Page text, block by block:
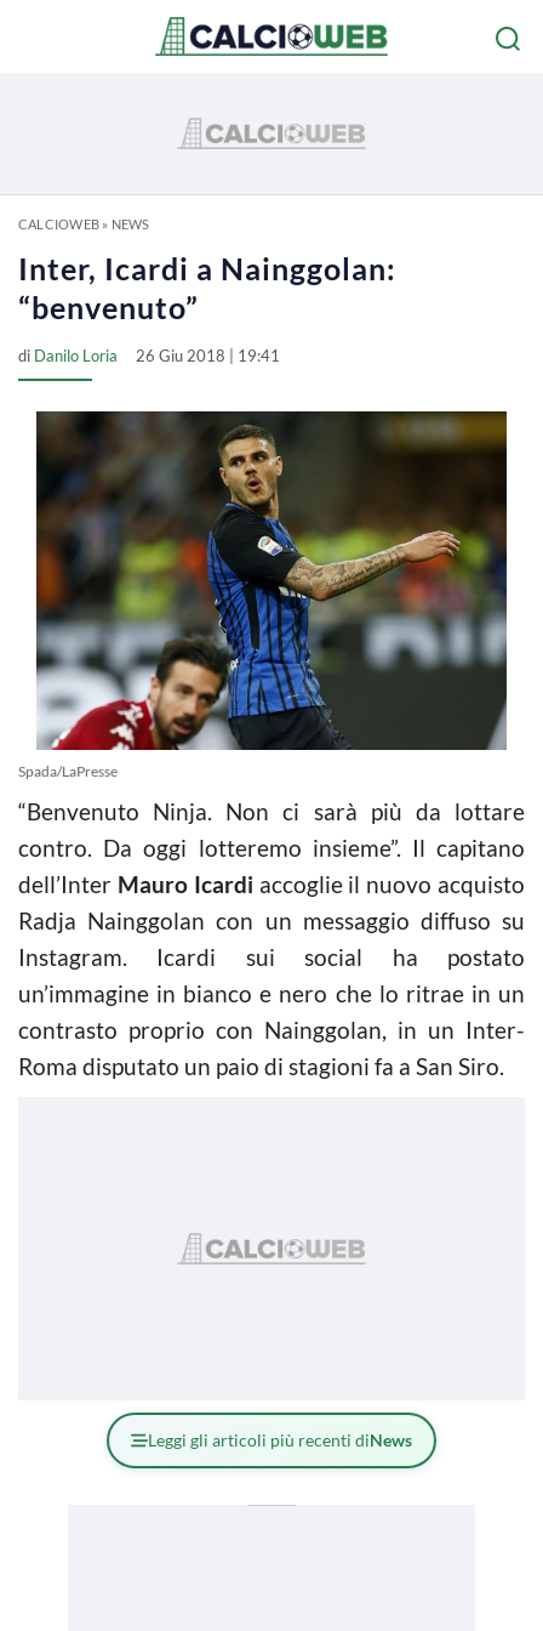
CALCIOWEB» NEWS
Inter, Icardi a Nainggolan:
“benvenuto”
di Danilo Loria 26 Giu 2018 | 19:41
Spada/LaPresse
“Benvenuto Ninja. Non ci sarà più da lottare
contro. Da oggi lotteremo insieme”. Il capitano
dell’Inter Mauro Icardi accoglie il nuovo acquisto
Radja Nainggolan con un messaggio diffuso su
Instagram. Icardi sui social ha postato
un’immagine in bianco e nero che lo ritrae in un
contrasto proprio con Nainggolan, in un Inter-
Roma disputato un paio di stagioni fa a San Siro.
Leggi gli articoli più recenti diNews